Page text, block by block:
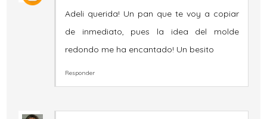
Adeli querida! Un pan que te voy a copiar
de inmediato, pues la idea del molde
redondo me ha encantado! Un besito
Responder